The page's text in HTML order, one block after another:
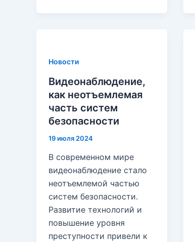
Новости
Видеонаблюдение,
как неотъемлемая
часть систем
безопасности
19 июля 2024
В современном мире
видеонаблюдение стало
неотъемлемой частью
систем безопасности.
Развитие технологий и
повышение уровня
преступности привели к